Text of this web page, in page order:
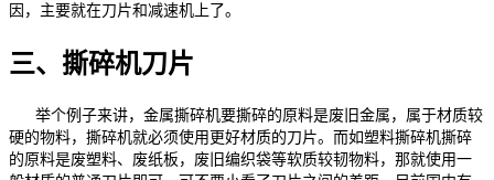
因，主要就在刀片和减速机上了。
三、撕碎机刀片
举个例子来讲，金属撕碎机要撕碎的原料是废旧金属，属于材质较
硬的物料，撕碎机就必须使用更好材质的刀片。而如塑料撕碎机撕碎
的原料是废塑料、废纸板，废旧编织袋等软质较韧物料，那就使用一